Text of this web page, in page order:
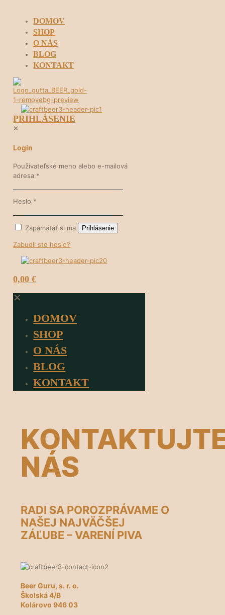
DOMOV
SHOP
O NÁS
BLOG
KONTAKT
PRIHLÁSENIE
✕
Login
Používateľské meno alebo e-mailová
adresa *
Heslo *
Zapamätať si ma Prihlásenie
Zabudli ste heslo?
0
0,00 €
✕
DOMOV
SHOP
O NÁS
BLOG
KONTAKT
NÁS
RADI SA POROZPRÁVAME O
NAŠEJ NAJVÄČŠEJ
ZÁĽUBE – VARENÍ PIVA
Beer Guru, s. r. o.
Školská 4/B
Kolárovo 946 03